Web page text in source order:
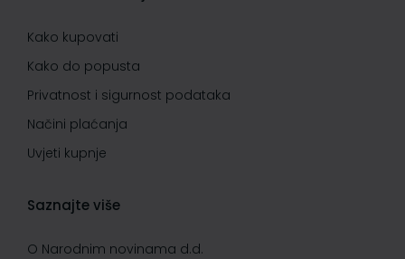
Kako kupovati
Kako do popusta
Privatnost i sigurnost podataka
Načini plaćanja
Uvjeti kupnje
Saznajte više
O Narodnim novinama d.d.